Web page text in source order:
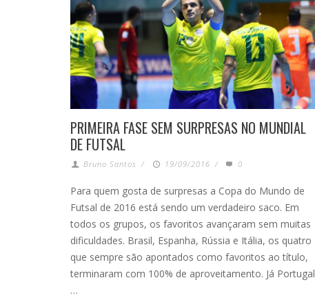
PRIMEIRA FASE SEM SURPRESAS NO MUNDIAL
DE FUTSAL
Bruno Santos / 19/09/2016 / 0
Para quem gosta de surpresas a Copa do Mundo de
Futsal de 2016 está sendo um verdadeiro saco. Em
todos os grupos, os favoritos avançaram sem muitas
dificuldades. Brasil, Espanha, Rússia e Itália, os quatro
que sempre são apontados como favoritos ao título,
terminaram com 100% de aproveitamento. Já Portugal
…